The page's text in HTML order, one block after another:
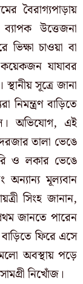
বৈরাগ্যপাড়ায়
উত্তেজনা
ভিক্ষা চাওয়া বা
যাযাবর
সূত্রে জানা
নিমন্ত্রণ বাড়িতে
অভিযোগ, এই
তালা ভেঙে
ও লকার ভেঙে
মূল্যবান
সিংহ জানান,
জানতে পারেন
ফিরে এসে
অবস্থায় পড়ে
নিখোঁজ।